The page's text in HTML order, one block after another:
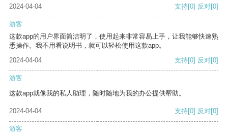
2024-04-04 支持[0] 反对[0]
游客
这款app的用户界面简洁明了，使用起来非常容易上手，让我能够快速熟
悉操作。我不用看说明书，就可以轻松使用这款app。
2024-04-04
支持[0] 反对[0]
游客
这款app就像我的私人助理，随时随地为我的办公提供帮助。
2024-04-04 支持[0] 反对[0]
游客